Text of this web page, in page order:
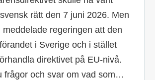
rätt den 7 juni 2026. Men
meddelade regeringen att den
i Sverige och i stället
direktivet på EU-nivå.
frågor och svar om vad som